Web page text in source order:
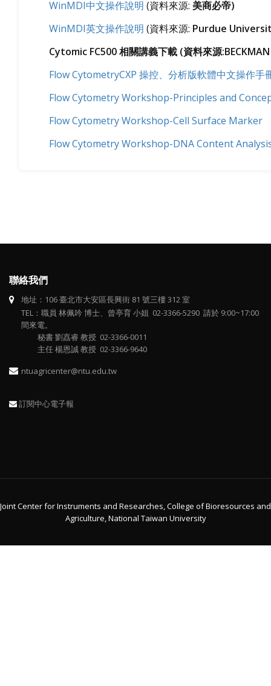
WinMDI中文操作說明 (資料來源: 美商必帝)
WinMDI英文操作說明 (資料來源: Purdue
Cytomic FC500相關講義下載 (資料來源:
Flow CytometryCXP 操控、分析版軟體中文操作手
Flow Cytometry Workshop-Principles and
Flow Cytometry Workshop-Cell Surface Marker
Flow Cytometry Workshop-DNA Content
聯絡我們
地址：106 臺北市大安區長興街 81 號三樓 312 室
TEL：職員 林佩吟 博士、曾亭育 小姐 02-3366-5290 請於 9:00~17:00
間來電。
秘書 劉嚞睿 教授 02-3366-0011
主任 楊恩誠 教授 02-3366-9640
ntuagricenter@ntu.edu.tw
訂閱中心電子報
Joint Center for Instruments and Researches, College of Bioresources and
Agriculture, National Taiwan University